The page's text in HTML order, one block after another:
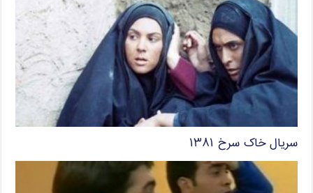
سریال خاک سرخ ۱۳۸۱